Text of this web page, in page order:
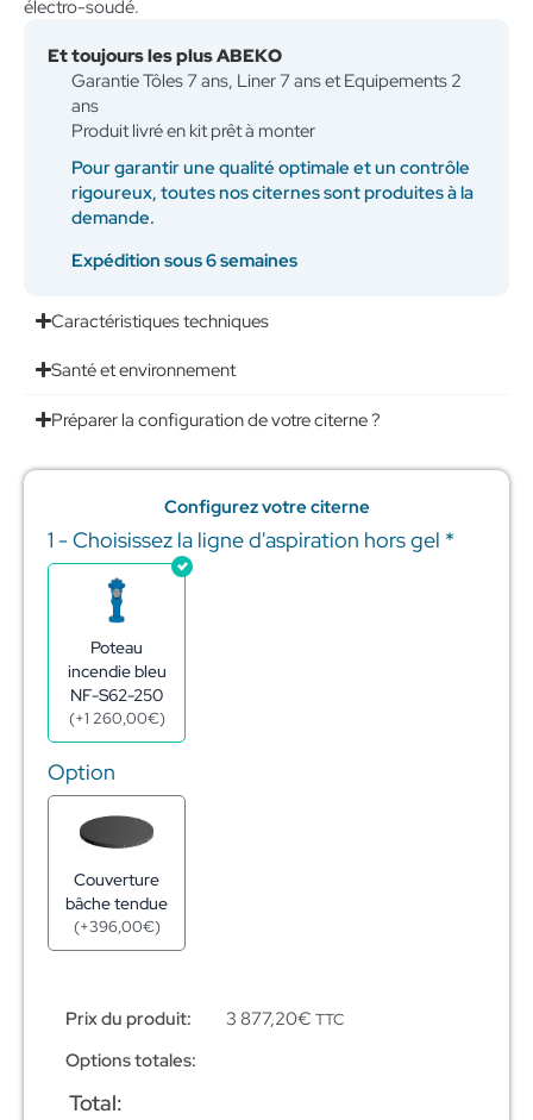
électro-soudé.
Et toujours les plus ABEKO
Garantie Tôles 7 ans, Liner 7 ans et Equipements 2
ans
Produit livré en kit prêt à monter
Pour garantir une qualité optimale et un contrôle
rigoureux, toutes nos citernes sont produites à la
demande.
Expédition sous 6 semaines
Caractéristiques techniques
Santé et environnement
Préparer la configuration de votre citerne ?
Configurez votre citerne
1 - Choisissez la ligne d'aspiration hors gel *
Poteau
incendie bleu
NF-S62-250
(+1 260,00€)
Option
Couverture
bâche tendue
(+396,00€)
Prix du produit: 3 877,20€ TTC
Options totales:
Total:
quantité
de
Réserve
incendie
galva
45m3
-
h1,72m